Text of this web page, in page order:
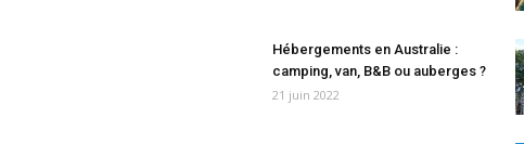
Hébergements en Australie :
camping, van, B&B ou auberges ?
21 juin 2022